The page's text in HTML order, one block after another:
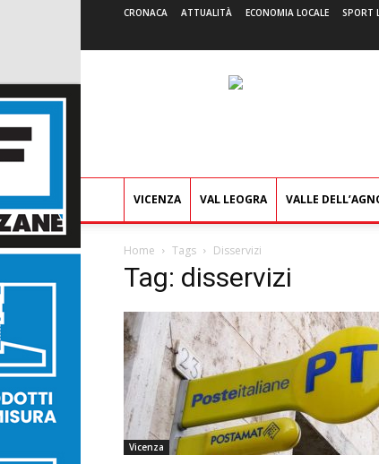
CRONACA ATTUALITÀ ECONOMIA LOCALE SPORT
VICENZA VAL LEOGRA VALLE
Home Tags Disservizi
Tag: disservizi
Vicenza